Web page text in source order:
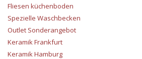
Fliesen küchenboden
Spezielle Waschbecken
Outlet Sonderangebot
Keramik Frankfurt
Keramik Hamburg